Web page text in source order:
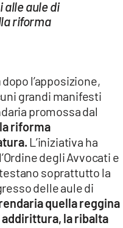
aule di
riforma
dopo l’apposizione,
grandi manifesti
promossa dal
riforma
L’iniziativa ha
degli Avvocati e
soprattutto la
delle aule di
quella reggina
la ribalta